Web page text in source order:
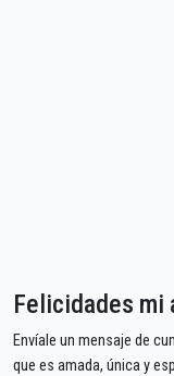
Felicidades mi
Envíale un mensaje de
que es amada, única y